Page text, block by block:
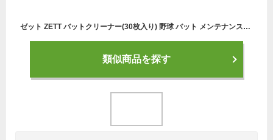
ゼット ZETT バットクリーナー(30枚入り) 野球 バット メンテナンス用品 シートタイプ 24FW(BATBC)
類似商品を探す